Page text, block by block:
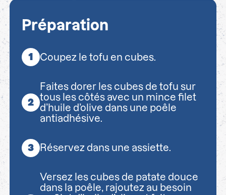
Préparation
Coupez le tofu en cubes.
Faites dorer les cubes de tofu sur
tous les côtés avec un mince filet
d’huile d’olive dans une poêle
antiadhésive.
Réservez dans une assiette.
Versez les cubes de patate douce
dans la poêle, rajoutez au besoin